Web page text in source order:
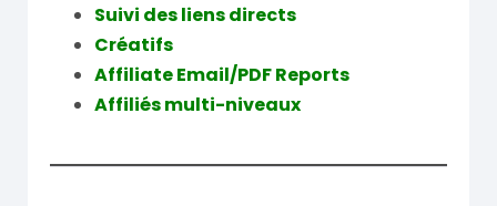
Suivi des liens directs
Créatifs
Affiliate Email/PDF Reports
Affiliés multi-niveaux